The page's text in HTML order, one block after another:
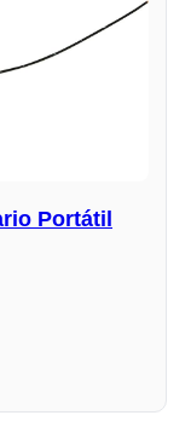
Portátil